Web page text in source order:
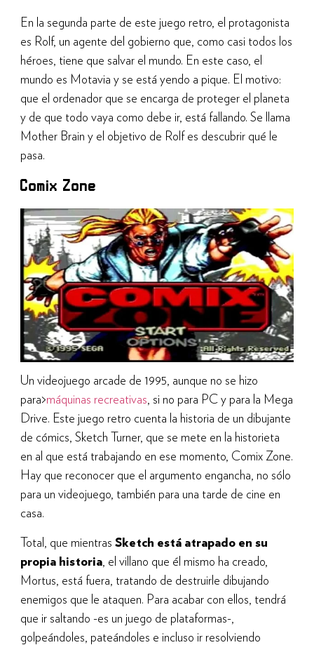
En la segunda parte de este juego retro, el protagonista
es Rolf, un agente del gobierno que, como casi todos los
héroes, tiene que salvar el mundo. En este caso, el
mundo es Motavia y se está yendo a pique. El motivo:
que el ordenador que se encarga de proteger el planeta
y de que todo vaya como debe ir, está fallando. Se llama
Mother Brain y el objetivo de Rolf es descubrir qué le
pasa.
Comix Zone
Un videojuego arcade de 1995, aunque no se hizo
para>máquinas recreativas, si no para PC y para la Mega
Drive. Este juego retro cuenta la historia de un dibujante
de cómics, Sketch Turner, que se mete en la historieta
en al que está trabajando en ese momento, Comix Zone.
Hay que reconocer que el argumento engancha, no sólo
para un videojuego, también para una tarde de cine en
casa.
Total, que mientrasSketch está atrapado en su
propia historia, el villano que él mismo ha creado,
Mortus, está fuera, tratando de destruirle dibujando
enemigos que le ataquen. Para acabar con ellos, tendrá
que ir saltando -es un juego de plataformas-,
golpeándoles, pateándoles e incluso ir resolviendo